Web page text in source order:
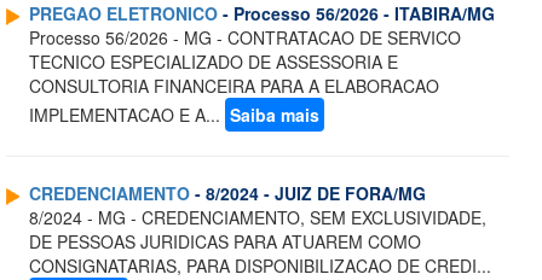
PREGAO ELETRONICO - Processo 56/2026 - ITABIRA/MG
Processo 56/2026 - MG - CONTRATACAO DE SERVICO
TECNICO ESPECIALIZADO DE ASSESSORIA E
CONSULTORIA FINANCEIRA PARA A ELABORACAO
IMPLEMENTACAO E A... Saiba mais
CREDENCIAMENTO - 8/2024 - JUIZ DE FORA/MG
8/2024 - MG - CREDENCIAMENTO, SEM EXCLUSIVIDADE,
DE PESSOAS JURIDICAS PARA ATUAREM COMO
CONSIGNATARIAS, PARA DISPONIBILIZACAO DE CREDI...